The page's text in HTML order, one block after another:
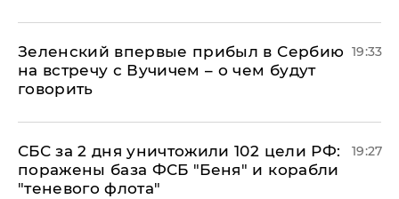
Зеленский впервые прибыл в Сербию
на встречу с Вучичем – о чем будут
говорить
19:33
СБС за 2 дня уничтожили 102 цели РФ:
поражены база ФСБ "Беня" и корабли
"теневого флота"
19:27